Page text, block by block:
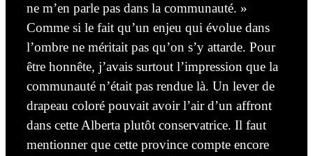
ne m’en parle pas dans la communauté. »
Comme si le fait qu’un enjeu qui évolue dans
l’ombre ne méritait pas qu’on s’y attarde. Pour
être honnête, j’avais surtout l’impression que la
communauté n’était pas rendue là. Un lever de
drapeau coloré pouvait avoir l’air d’un affront
dans cette Alberta plutôt conservatrice. Il faut
mentionner que cette province compte encore